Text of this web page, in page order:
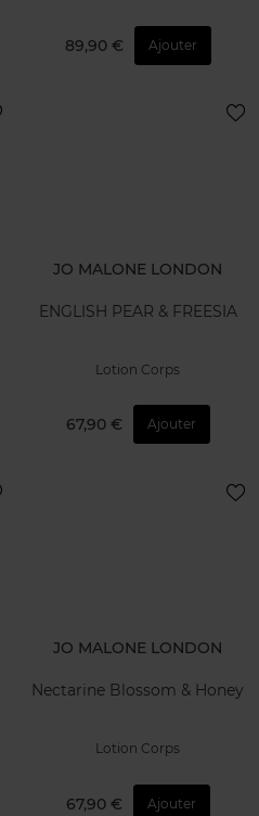
89,90 € Ajouter
JO MALONE LONDON
ENGLISH PEAR & FREESIA
Lotion Corps
67,90 € Ajouter
JO MALONE LONDON
Nectarine Blossom & Honey
Lotion Corps
67,90 € Ajouter